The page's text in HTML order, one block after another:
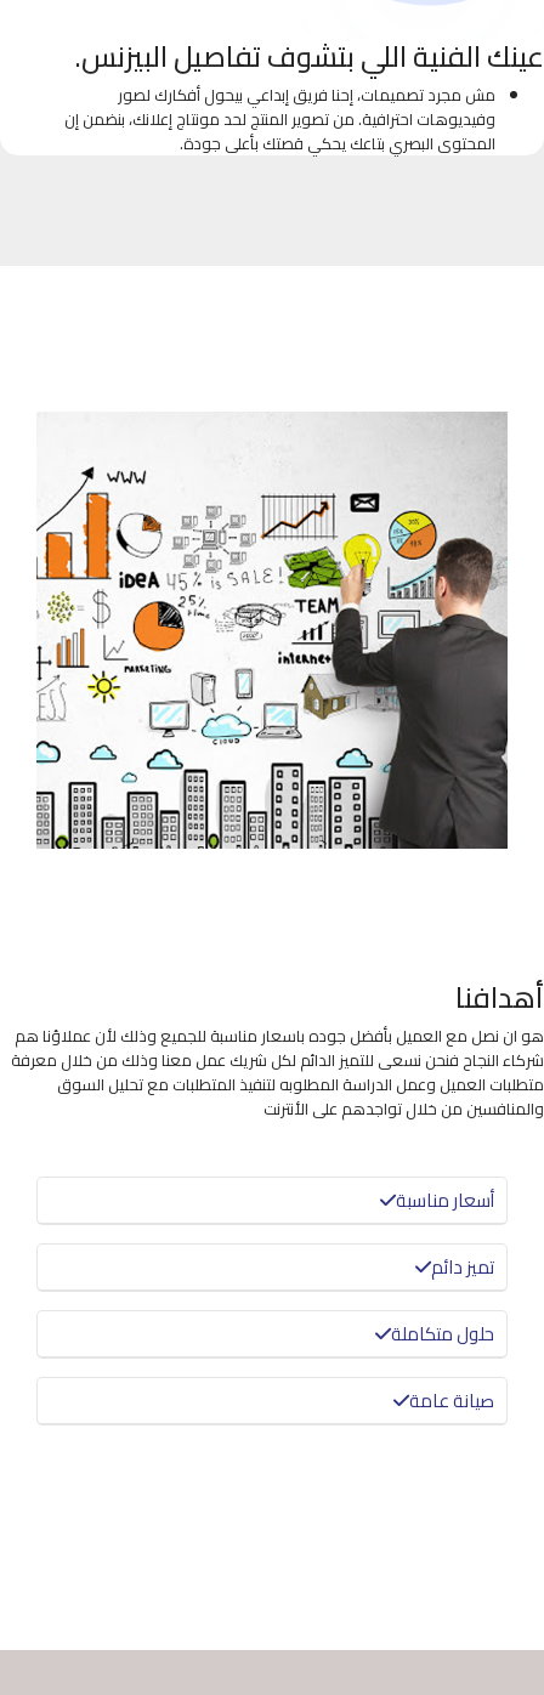
عينك الفنية اللي بتشوف تفاصيل البيزنس.
مش مجرد تصميمات، إحنا فريق إبداعي بيحول أفكارك لصور
وفيديوهات احترافية. من تصوير المنتج لحد مونتاج إعلانك، بنضمن إن
المحتوى البصري بتاعك يحكي قصتك بأعلى جودة.
أهدافنا
هو ان نصل مع العميل بأفضل جوده باسعار مناسبة للجميع وذلك لأن عملاؤنا هم
شركاء النجاح فنحن نسعى للتميز الدائم لكل شريك عمل معنا وذلك من خلال معرفة
متطلبات العميل وعمل الدراسة المطلوبه لتنفيذ المتطلبات مع تحليل السوق
والمنافسين من خلال تواجدهم على الأنترنت
أسعار مناسبة
تميز دائم
حلول متكاملة
صيانة عامة